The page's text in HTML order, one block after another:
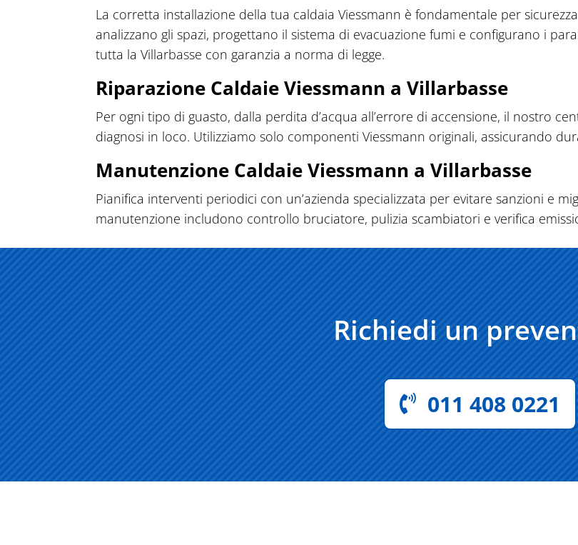
La corretta installazione della tua caldaia Viessmann è fondamentale per
analizzano gli spazi, progettano il sistema di evacuazione fumi e configurano i
tutta la Villarbasse con garanzia a norma di legge.
Riparazione Caldaie Viessmann a Villarbasse
Per ogni tipo di guasto, dalla perdita d’acqua all’errore di accensione, il nostro
diagnosi in loco. Utilizziamo solo componenti Viessmann originali, assicurando
Manutenzione Caldaie Viessmann a Villarbasse
Pianifica interventi periodici con un’azienda specializzata per evitare sanzioni e
manutenzione includono controllo bruciatore, pulizia scambiatori e verifica
Richiedi un
011 408 0221